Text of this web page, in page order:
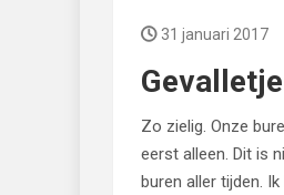
31 januari 2017
Zo zielig. Onze
eerst alleen. Dit is
buren aller tijden.